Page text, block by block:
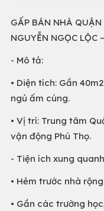
GẤP BÁN NHÀ
NGUYỄN NGỌC LỘC
- Mô tả:
• Diện tích: Gần
ngủ ấm cúng.
• Vị trí: Trung tâm
vận động Phú Thọ.
- Tiện ích xung
• Hẻm trước nhà
• Gần các trường